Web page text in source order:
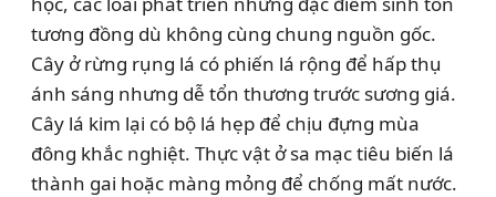
tương đồng dù không cùng chung nguồn gốc.
Cây ở rừng rụng lá có phiến lá rộng để hấp thụ
ánh sáng nhưng dễ tổn thương trước sương giá.
Cây lá kim lại có bộ lá hẹp để chịu đựng mùa
đông khắc nghiệt. Thực vật ở sa mạc tiêu biến lá
thành gai hoặc màng mỏng để chống mất nước.